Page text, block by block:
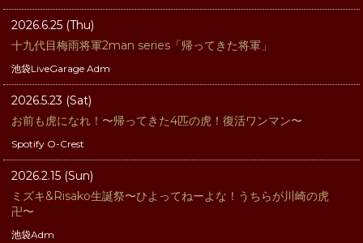
2026.6.25 (Thu)
十九代目梅雨将軍2man series「帰ってきた将軍」
池袋LiveGarage Adm
2026.5.23 (Sat)
お前も虎になれ！〜帰ってきた4匹の虎！復活ワンマン〜
Spotify O-Crest
2026.2.15 (Sun)
ミズキ&Risako生誕祭〜ひよってねーよな！うちらが川崎の虎
卍〜
池袋Adm